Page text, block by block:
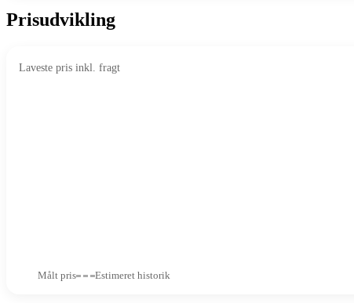
Prisudvikling
Laveste pris inkl. fragt
Målt pris Estimeret historik